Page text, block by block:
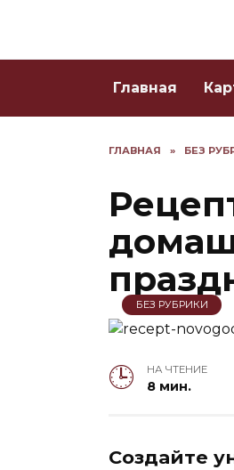
Главная
ГЛАВНАЯ » БЕЗ
БЕЗ РУБРИКИ
НА ЧТЕНИЕ
8 мин.
Создайте